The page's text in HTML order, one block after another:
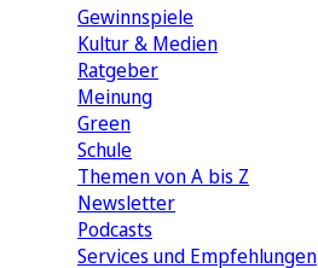
Gewinnspiele
Kultur & Medien
Ratgeber
Meinung
Green
Schule
Themen von A bis Z
Newsletter
Podcasts
Services und Empfehlungen